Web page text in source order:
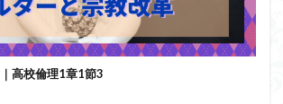
高校倫理1章1節3